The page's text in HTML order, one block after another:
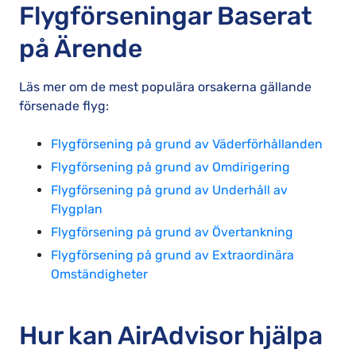
Flygförseningar Baserat
på Ärende
Läs mer om de mest populära orsakerna gällande
försenade flyg:
Flygförsening på grund av Väderförhållanden
Flygförsening på grund av Omdirigering
Flygförsening på grund av Underhåll av
Flygplan
Flygförsening på grund av Övertankning
Flygförsening på grund av Extraordinära
Omständigheter
Hur kan AirAdvisor hjälpa